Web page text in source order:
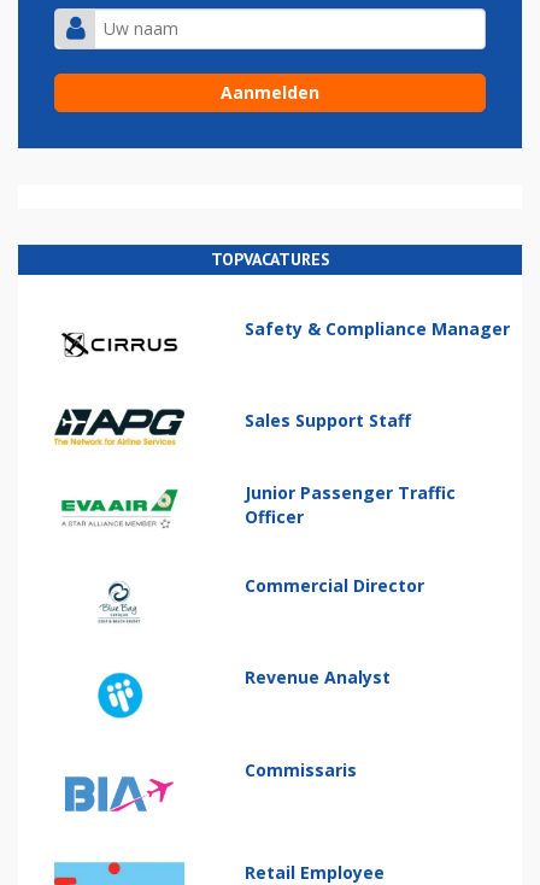
TOPVACATURES
Safety & Compliance Manager
Sales Support Staff
Junior Passenger Traffic
Officer
Commercial Director
Revenue Analyst
Commissaris
Retail Employee